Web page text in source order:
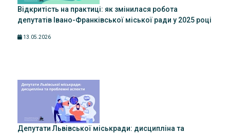
Відкритість на практиці: як змінилася робота
депутатів Івано-Франківської міської ради у 2025 році
13.05.2026
Депутати Львівської міськради: дисципліна та